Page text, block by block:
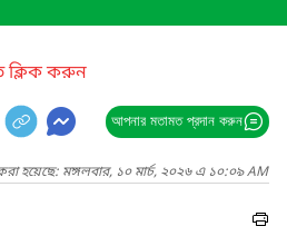
ক্লিক করুন
আপনার মতামত প্রদান করুন
হয়েছে: মঙ্গলবার, ১০ মার্চ, ২০২৬ এ ১০:০৯ AM